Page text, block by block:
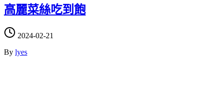
高麗菜絲吃到飽
2024-02-21
By lyes